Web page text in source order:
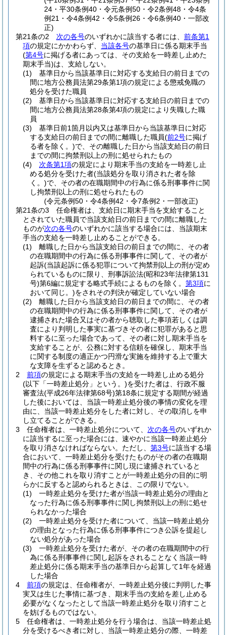
24・平30条例40・令元条例50・令2条例48・令4条
例21・令4条例42・令5条例26・令6条例40・一部改
正)
第21条の2
次の各号のいずれかに該当する者には、 前条第1
項の規定にかかわらず、 当該各号の基準日に係る期末手当
(第4号に掲げる者にあっては、その支給を一時差し止めた
期末手当)は、支給しない。
(1)
基準日から当該基準日に対応する支給日の前日までの
間に地方公務員法第29条第1項の規定による懲戒免職の
処分を受けた職員
(2)
基準日から当該基準日に対応する支給日の前日までの
間に地方公務員法第28条第4項の規定により失職した職
員
(3)
基準日前1箇月以内又は基準日から当該基準日に対応
する支給日の前日までの間に離職した職員(前2号に掲げ
る者を除く。)で、その離職した日から当該支給日の前日
までの間に拘禁刑以上の刑に処せられたもの
(4)
次条第1項の規定により期末手当の支給を一時差し止
める処分を受けた者(当該処分を取り消された者を除
く。)で、その者の在職期間中の行為に係る刑事事件に関
し拘禁刑以上の刑に処せられたもの
(令元条例50・令4条例42・令7条例2・一部改正)
第21条の3
任命権者は、支給日に期末手当を支給すること
とされていた職員で当該支給日の前日までの間に離職した
ものが次の各号のいずれかに該当する場合には、当該期末
手当の支給を一時差し止めることができる。
(1)
離職した日から当該支給日の前日までの間に、その者
の在職期間中の行為に係る刑事事件に関して、その者が
起訴(当該起訴に係る犯罪について拘禁刑以上の刑が定め
られているものに限り、刑事訴訟法(昭和23年法律第131
号)第6編に規定する略式手続によるものを除く。 第3項に
おいて同じ。)をされその判決が確定していない場合
(2)
離職した日から当該支給日の前日までの間に、その者
の在職期間中の行為に係る刑事事件に関して、その者が
逮捕された場合又はその者から聴取した事項若しくは調
査により判明した事実に基づきその者に犯罪があると思
料するに至った場合であって、その者に対し期末手当を
支給することが、公務に対する信頼を確保し、期末手当
に関する制度の適正かつ円滑な実施を維持する上で重大
な支障を生ずると認めるとき。
2
前項の規定による期末手当の支給を一時差し止める処分
(以下「一時差止処分」という。)を受けた者は、行政不服
審査法(平成26年法律第68号)第18条に規定する期間が経過
した後においては、当該一時差止処分後の事情の変化を理
由に、当該一時差止処分をした者に対し、その取消しを申
し立てることができる。
3
任命権者は、一時差止処分について、 次の各号のいずれか
に該当するに至った場合には、速やかに当該一時差止処分
を取り消さなければならない。 ただし、 第3号に該当する場
合において、一時差止処分を受けたものがその者の在職期
間中の行為に係る刑事事件に関し現に逮捕されていると
き、その他これを取り消すことが一時差止処分の目的に明
らかに反すると認められるときは、この限りでない。
(1)
一時差止処分を受けた者が当該一時差止処分の理由と
なった行為に係る刑事事件に関し拘禁刑以上の刑に処せ
られなかった場合
(2)
一時差止処分を受けた者について、当該一時差止処分
の理由となった行為に係る刑事事件につき公訴を提起し
ない処分があった場合
(3)
一時差止処分を受けた者が、その者の在職期間中の行
為に係る刑事事件に関し起訴をされることなく当該一時
差止処分に係る期末手当の基準日から起算して1年を経過
した場合
4
前項の規定は、任命権者が、一時差止処分後に判明した事
実又は生じた事情に基づき、期末手当の支給を差し止める
必要がなくなったとして当該一時差止処分を取り消すこと
を妨げるものではない。
5
任命権者は、一時差止処分を行う場合は、当該一時差止処
分を受けるべき者に対し、当該一時差止処分の際、一時差